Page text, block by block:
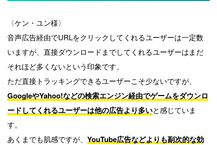
〈ケン・ユン様〉
音声広告経由でURLをクリックしてくれるユーザーは一定数
いますが、直接ダウンロードまでしてくれるユーザーはまだ
それほど多くないという印象です。
ただ直接トラッキングできるユーザーこそ少ないですが、
GoogleやYahoo!などの検索エンジン経由でゲームをダウンロ
ードしてくれるユーザーは他の広告より多いと感じていま
す。
あくまでも肌感ですが、 YouTube広告などよりも副次的な効